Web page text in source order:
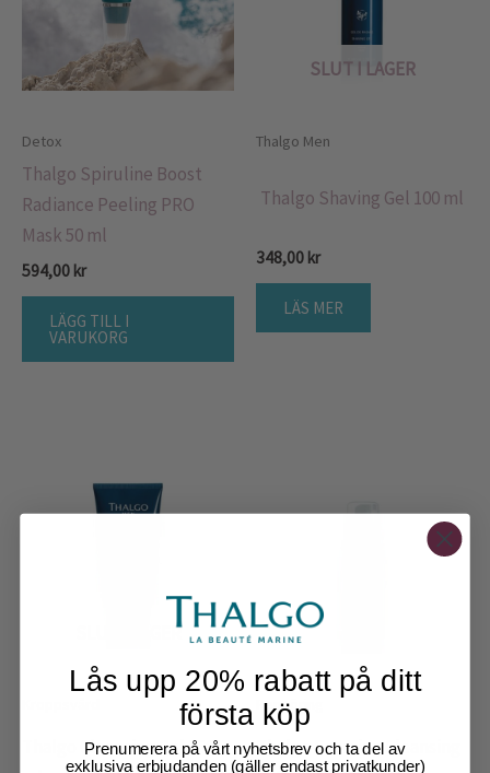
Detox
Thalgo Spiruline Boost
Radiance Peeling PRO
Mask 50 ml
594,00 kr
LÄGG TILL I
VARUKORG
SLUT I LAGER
Thalgo Men
Thalgo Shaving Gel 100 ml
348,00 kr
LÄS MER
SLUT I LAGER
Thalgo Cleansing Gel 150
Rengöring
Thalgo Foaming Cleansing
Lås upp 20% rabatt på ditt
första köp
Prenumerera på vårt nyhetsbrev och ta del av
exklusiva erbjudanden (gäller endast privatkunder)